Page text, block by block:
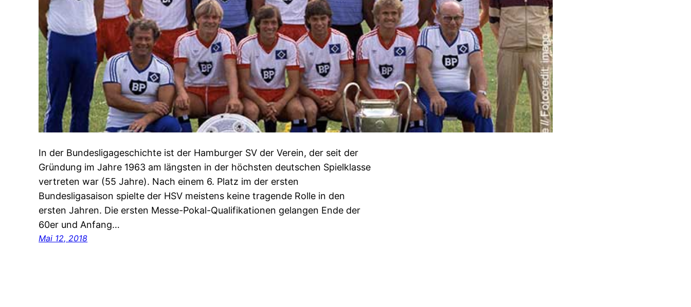
In der Bundesligageschichte ist der Hamburger SV der Verein, der seit der
Gründung im Jahre 1963 am längsten in der höchsten deutschen Spielklasse
vertreten war (55 Jahre). Nach einem 6. Platz im der ersten
Bundesligasaison spielte der HSV meistens keine tragende Rolle in den
ersten Jahren. Die ersten Messe-Pokal-Qualifikationen gelangen Ende der
60er und Anfang…
Mai 12, 2018